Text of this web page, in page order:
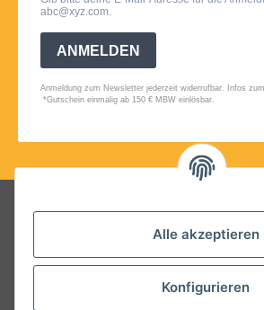
Alle akzeptieren
Konfigurieren
Folgt uns auf Social